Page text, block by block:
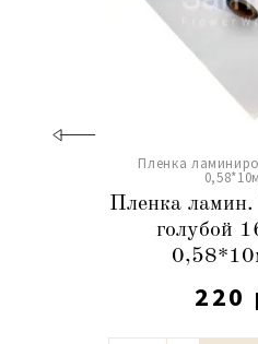
Пленка
Пленка
голубой
220